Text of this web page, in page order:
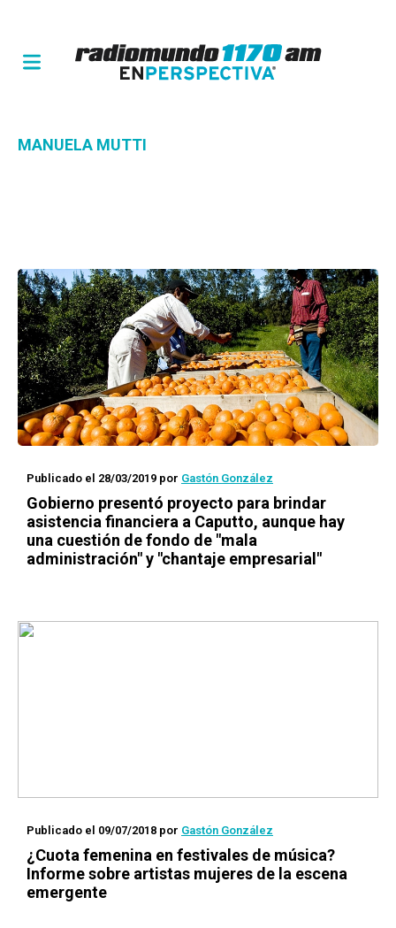
MANUELA MUTTI
Publicado el 28/03/2019 por Gastón González
Gobierno presentó proyecto para brindar
asistencia financiera a Caputto, aunque hay
una cuestión de fondo de "mala
administración" y "chantaje empresarial"
Publicado el 09/07/2018 por Gastón González
¿Cuota femenina en festivales de música?
Informe sobre artistas mujeres de la escena
emergente